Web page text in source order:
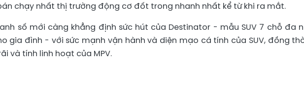
chạy nhất thị trường động cơ đốt trong nhanh nhất kể từ khi ra mắt.
số mới càng khẳng định sức hút của Destinator - mẫu SUV 7 chỗ đa
gia đình - với sức mạnh vận hành và diện mạo cá tính của SUV, đồng
và tính linh hoạt của MPV.